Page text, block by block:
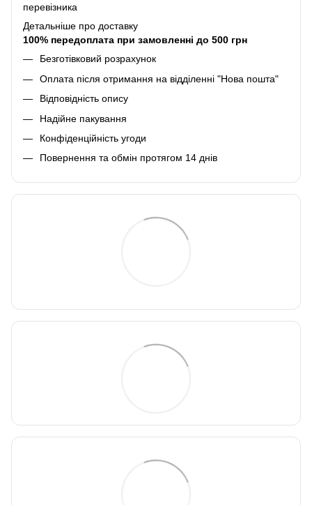
перевізника
Детальніше про доставку
100% передоплата при замовленні до 500 грн
Безготівковий розрахунок
Оплата після отримання на відділенні "Нова пошта"
Відповідність опису
Надійне пакування
Конфіденційність угоди
Повернення та обмін протягом 14 днів